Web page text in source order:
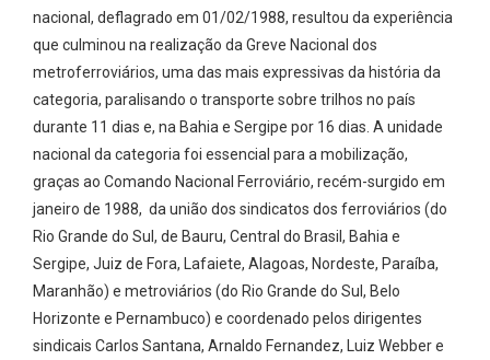
nacional, deflagrado em 01/02/1988, resultou da experiência
que culminou na realização da Greve Nacional dos
metroferroviários, uma das mais expressivas da história da
categoria, paralisando o transporte sobre trilhos no país
durante 11 dias e, na Bahia e Sergipe por 16 dias. A unidade
nacional da categoria foi essencial para a mobilização,
graças ao Comando Nacional Ferroviário, recém-surgido em
janeiro de 1988, da união dos sindicatos dos ferroviários (do
Rio Grande do Sul, de Bauru, Central do Brasil, Bahia e
Sergipe, Juiz de Fora, Lafaiete, Alagoas, Nordeste, Paraíba,
Maranhão) e metroviários (do Rio Grande do Sul, Belo
Horizonte e Pernambuco) e coordenado pelos dirigentes
sindicais Carlos Santana, Arnaldo Fernandez, Luiz Webber e